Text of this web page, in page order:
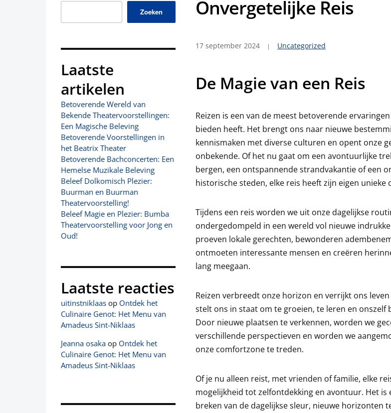
Zoeken
Laatste
artikelen
Betoverende Wereld van
Bekende Theatervoorstellingen:
Een Magische Beleving
Betoverende Voorstellingen in
het Beatrix Theater
Betoverende Bachconcerten: Een
Hemelse Muzikale Beleving
Beleef Dolkomisch Plezier:
Buurman en Buurman
Theatervoorstelling!
Beleef Magie en Plezier: Bumba
Theatervoorstelling voor Jong en
Oud!
Laatste reacties
uitinstniklaas op Ontdek het
Culinaire Genot: Het Menu van
Amadeus Sint-Niklaas
Jeanna osaka op Ontdek het
Culinaire Genot: Het Menu van
Amadeus Sint-Niklaas
Onvergetelijke Reis
17 september 2024 Uncategorized
De Magie van een Reis
Reizen is een van de meest betoverende
bieden heeft. Het brengt ons naar nieuwe
kennismaken met diverse culturen en opent onze
onbekende. Of het nu gaat om een avontuurlijke
bergen, een ontspannende strandvakantie of een
historische steden, elke reis heeft zijn eigen unieke
Tijdens een reis worden we uit onze dagelijkse
ondergedompeld in een wereld vol nieuwe
proeven lokale gerechten, bewonderen
ontmoeten interessante mensen en creëren
lang meegaan.
Reizen verbreedt onze horizon en verrijkt ons
stelt ons in staat om te groeien, te leren en onszelf
Door nieuwe plaatsen te verkennen, worden we
verschillende perspectieven en worden we
onze comfortzone te treden.
Of je nu alleen reist, met vrienden of familie, elke
mogelijkheid tot zelfontdekking en avontuur. Het is
breken van de dagelijkse sleur, nieuwe horizonten